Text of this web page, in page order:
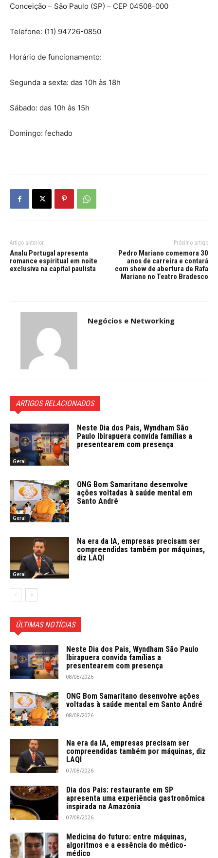
Conceição – São Paulo (SP) – CEP 04508-000
Telefone: (11) 94726-0850
Horário de funcionamento:
Segunda a sexta: das 10h às 18h
Sábado: das 10h às 15h
Domingo: fechado
Artigo anterior
Analu Portugal apresenta
romance espiritual em noite
exclusiva na capital paulista
Próximo artigo
Pedro Mariano comemora 30
anos de carreira e contará
com show de abertura de Rafa
Mariano no Teatro Bradesco
Negócios e Networking
ARTIGOS RELACIONADOS
Geral
Neste Dia dos Pais, Wyndham São
Paulo Ibirapuera convida famílias a
presentearem com presença
Geral
ONG Bom Samaritano desenvolve
ações voltadas à saúde mental em
Santo André
Geral
Na era da IA, empresas precisam ser
compreendidas também por máquinas,
diz LAQI
ÚLTIMAS NOTÍCIAS
Neste Dia dos Pais, Wyndham São Paulo
Ibirapuera convida famílias a
presentearem com presença
08/08/2026
ONG Bom Samaritano desenvolve ações
voltadas à saúde mental em Santo André
08/08/2026
Na era da IA, empresas precisam ser
compreendidas também por máquinas, diz
LAQI
07/08/2026
Dia dos Pais: restaurante em SP
apresenta uma experiência gastronômica
inspirada na Amazônia
07/08/2026
Medicina do futuro: entre máquinas,
algoritmos e a essência do médico-
médico